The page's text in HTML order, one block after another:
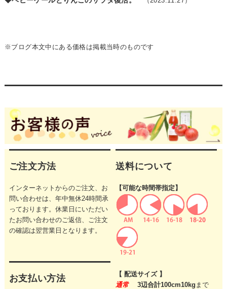
※ブログ本文中にある価格は掲載当時のものです
ご注文方法
インターネットからのご注文、お
問い合わせは、年中無休24時間承
っております。休業日にいただい
たお問い合わせのご返信、ご注文
の確認は翌営業日となります。
お支払い方法
送料について
【可能な時間帯指定】
【 配送サイズ 】
通常
3辺合計100cm10kg まで